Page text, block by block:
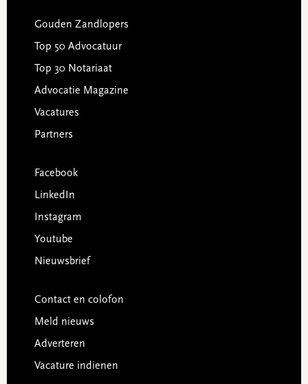
Gouden Zandlopers
Top 50 Advocatuur
Top 30 Notariaat
Advocatie Magazine
Vacatures
Partners
Facebook
LinkedIn
Instagram
Youtube
Nieuwsbrief
Contact en colofon
Meld nieuws
Adverteren
Vacature indienen